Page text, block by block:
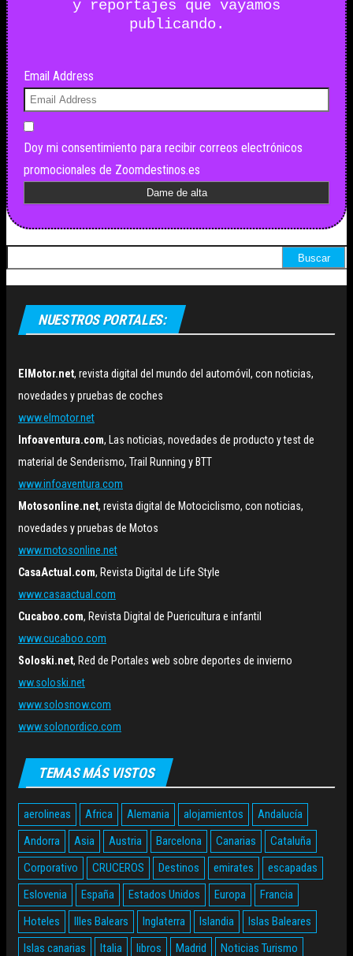
y reportajes que vayamos
publicando.
Email Address
Doy mi consentimiento para recibir correos electrónicos
promocionales de Zoomdestinos.es
NUESTROS PORTALES:
ElMotor.net, revista digital del mundo del automóvil, con noticias,
novedades y pruebas de coches
www.elmotor.net
Infoaventura.com, Las noticias, novedades de producto y test de
material de Senderismo, Trail Running y BTT
www.infoaventura.com
Motosonline.net, revista digital de Motociclismo, con noticias,
novedades y pruebas de Motos
www.motosonline.net
CasaActual.com, Revista Digital de Life Style
www.casaactual.com
Cucaboo.com, Revista Digital de Puericultura e infantil
www.cucaboo.com
Soloski.net, Red de Portales web sobre deportes de invierno
ww.soloski.net
www.solosnow.com
www.solonordico.com
TEMAS MÁS VISTOS
aerolineas Africa Alemania alojamientos
Andalucía
Andorra
Asia Austria Barcelona Canarias
Cataluña
Corporativo
CRUCEROS Destinos emirates
escapadas
Eslovenia
España Estados Unidos Europa
Francia
Hoteles
Illes Balears Inglaterra Islandia
Islas Baleares
Islas canarias
Italia libros Madrid
Noticias Turismo